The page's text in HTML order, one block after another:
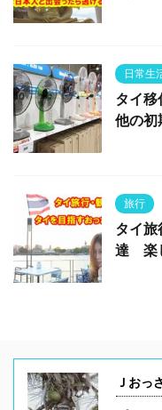
日常生
タイ
他の初
旅行
タイ
達 楽
Ｊおっ